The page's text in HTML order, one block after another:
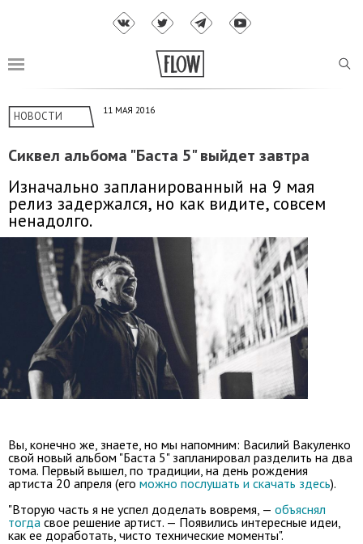
НОВОСТИ 11 МАЯ 2016
Сиквел альбома "Баста 5" выйдет завтра
Изначально запланированный на 9 мая
релиз задержался, но как видите, совсем
ненадолго.
Вы, конечно же, знаете, но мы напомним: Василий Вакуленко
свой новый альбом "Баста 5" запланировал разделить на два
тома. Первый вышел, по традиции, на день рождения
артиста 20 апреля (его можно послушать и скачать здесь).
"Вторую часть я не успел доделать вовремя, — объяснял
тогда свое решение артист. — Появились интересные идеи,
как ее доработать, чисто технические моменты".